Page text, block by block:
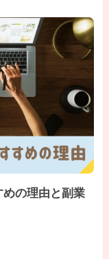
の理由と副業